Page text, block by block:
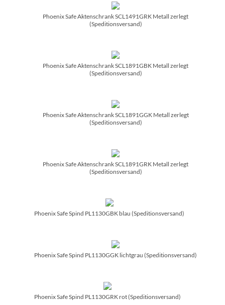
Phoenix Safe Aktenschrank SCL1491GRK Metall zerlegt
(Speditionsversand)
Phoenix Safe Aktenschrank SCL1891GBK Metall zerlegt
(Speditionsversand)
Phoenix Safe Aktenschrank SCL1891GGK Metall zerlegt
(Speditionsversand)
Phoenix Safe Aktenschrank SCL1891GRK Metall zerlegt
(Speditionsversand)
Phoenix Safe Spind PL1130GBK blau (Speditionsversand)
Phoenix Safe Spind PL1130GGK lichtgrau (Speditionsversand)
Phoenix Safe Spind PL1130GRK rot (Speditionsversand)